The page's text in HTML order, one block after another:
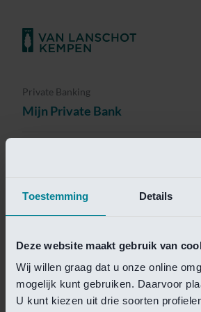
Toestemming Details
Deze website maakt gebruik van
Wij willen graag dat u onze online
mogelijk kunt gebruiken. Daarvoor
U kunt kiezen uit drie soorten
Private Banking
Mijn Private Bank
Helaas is deze